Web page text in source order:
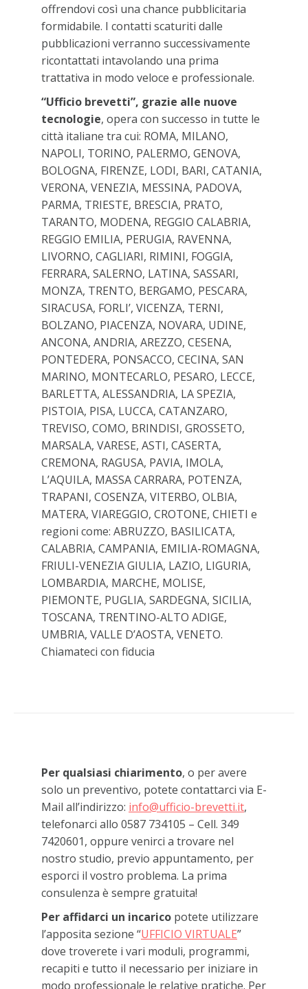
offrendovi così una chance pubblicitaria
formidabile. I contatti scaturiti dalle
pubblicazioni verranno successivamente
ricontattati intavolando una prima
trattativa in modo veloce e professionale.
“Ufficio brevetti”, grazie alle nuove
tecnologie, opera con successo in tutte le
città italiane tra cui: ROMA, MILANO,
NAPOLI, TORINO, PALERMO, GENOVA,
BOLOGNA, FIRENZE, LODI, BARI, CATANIA,
VERONA, VENEZIA, MESSINA, PADOVA,
PARMA, TRIESTE, BRESCIA, PRATO,
TARANTO, MODENA, REGGIO CALABRIA,
REGGIO EMILIA, PERUGIA, RAVENNA,
LIVORNO, CAGLIARI, RIMINI, FOGGIA,
FERRARA, SALERNO, LATINA, SASSARI,
MONZA, TRENTO, BERGAMO, PESCARA,
SIRACUSA, FORLI’, VICENZA, TERNI,
BOLZANO, PIACENZA, NOVARA, UDINE,
ANCONA, ANDRIA, AREZZO, CESENA,
PONTEDERA, PONSACCO, CECINA, SAN
MARINO, MONTECARLO, PESARO, LECCE,
BARLETTA, ALESSANDRIA, LA SPEZIA,
PISTOIA, PISA, LUCCA, CATANZARO,
TREVISO, COMO, BRINDISI, GROSSETO,
MARSALA, VARESE, ASTI, CASERTA,
CREMONA, RAGUSA, PAVIA, IMOLA,
L’AQUILA, MASSA CARRARA, POTENZA,
TRAPANI, COSENZA, VITERBO, OLBIA,
MATERA, VIAREGGIO, CROTONE, CHIETI e
regioni come: ABRUZZO, BASILICATA,
CALABRIA, CAMPANIA, EMILIA-ROMAGNA,
FRIULI-VENEZIA GIULIA, LAZIO, LIGURIA,
LOMBARDIA, MARCHE, MOLISE,
PIEMONTE, PUGLIA, SARDEGNA, SICILIA,
TOSCANA, TRENTINO-ALTO ADIGE,
UMBRIA, VALLE D’AOSTA, VENETO.
Chiamateci con fiducia
Per qualsiasi chiarimento, o per avere
solo un preventivo, potete contattarci via E-
Mail all’indirizzo: info@ufficio-brevetti.it,
telefonarci allo 0587 734105 – Cell. 349
7420601, oppure venirci a trovare nel
nostro studio, previo appuntamento, per
esporci il vostro problema. La prima
consulenza è sempre gratuita!
Per affidarci un incarico potete utilizzare
l’apposita sezione “UFFICIO VIRTUALE”
dove troverete i vari moduli, programmi,
recapiti e tutto il necessario per iniziare in
modo professionale le relative pratiche. Per